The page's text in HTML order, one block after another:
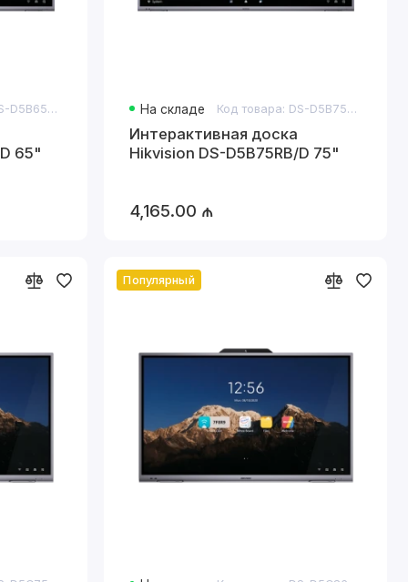
работать
управления.
Код товара: DS-D5B65RB/D 65"
65"
На складе Код товара: DS-D5B75RB/D 75"
Интерактивная доска
Hikvision DS-D5B75RB/D 75"
4,165.00 ₼
Популярный